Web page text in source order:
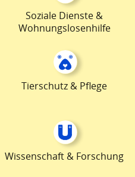
Soziale Dienste &
Wohnungslosenhilfe
Tierschutz & Pflege
Wissenschaft & Forschung